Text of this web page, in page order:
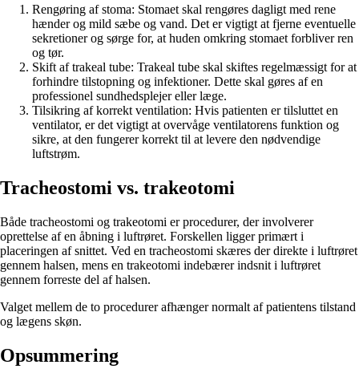
Rengøring af stoma: Stomaet skal rengøres dagligt med rene
hænder og mild sæbe og vand. Det er vigtigt at fjerne eventuelle
sekretioner og sørge for, at huden omkring stomaet forbliver ren
og tør.
Skift af trakeal tube: Trakeal tube skal skiftes regelmæssigt for at
forhindre tilstopning og infektioner. Dette skal gøres af en
professionel sundhedsplejer eller læge.
Tilsikring af korrekt ventilation: Hvis patienten er tilsluttet en
ventilator, er det vigtigt at overvåge ventilatorens funktion og
sikre, at den fungerer korrekt til at levere den nødvendige
luftstrøm.
Tracheostomi vs. trakeotomi
Både tracheostomi og trakeotomi er procedurer, der involverer
oprettelse af en åbning i luftrøret. Forskellen ligger primært i
placeringen af snittet. Ved en tracheostomi skæres der direkte i luftrøret
gennem halsen, mens en trakeotomi indebærer indsnit i luftrøret
gennem forreste del af halsen.
Valget mellem de to procedurer afhænger normalt af patientens tilstand
og lægens skøn.
Opsummering